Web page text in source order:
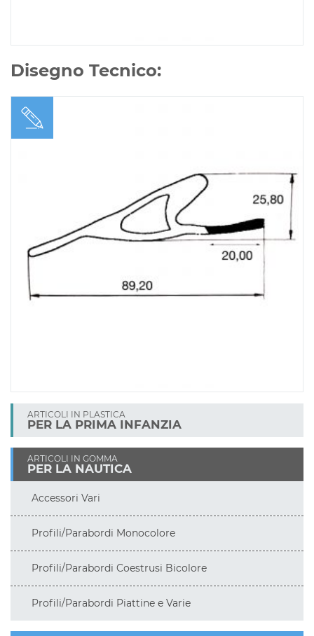
ARTICOLI IN PLASTICA
PER LA PRIMA INFANZIA
ARTICOLI IN GOMMA
PER LA NAUTICA
Accessori Vari
Profili/Parabordi Monocolore
Profili/Parabordi Coestrusi Bicolore
Profili/Parabordi Piattine e Varie
Disegno Tecnico: